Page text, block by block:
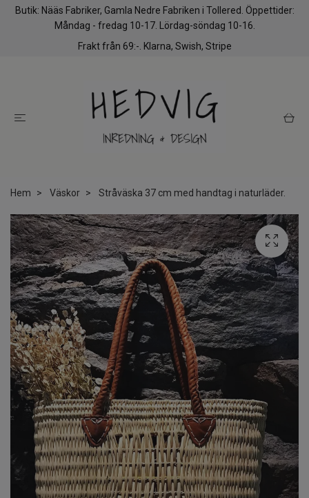
Butik: Nääs Fabriker, Gamla Nedre Fabriken i Tollered. Öppettider:
Måndag - fredag 10-17. Lördag-söndag 10-16.
Frakt från 69:-. Klarna, Swish, Stripe
Hem Väskor Stråväska 37 cm med handtag i naturläder.